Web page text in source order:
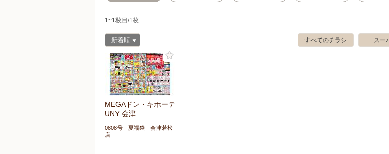
1~1枚目/1枚
スー
すべてのチラシ
新着順
MEGAドン・キホーテ
UNY 会津…
0808号 夏福袋 会津若松
店